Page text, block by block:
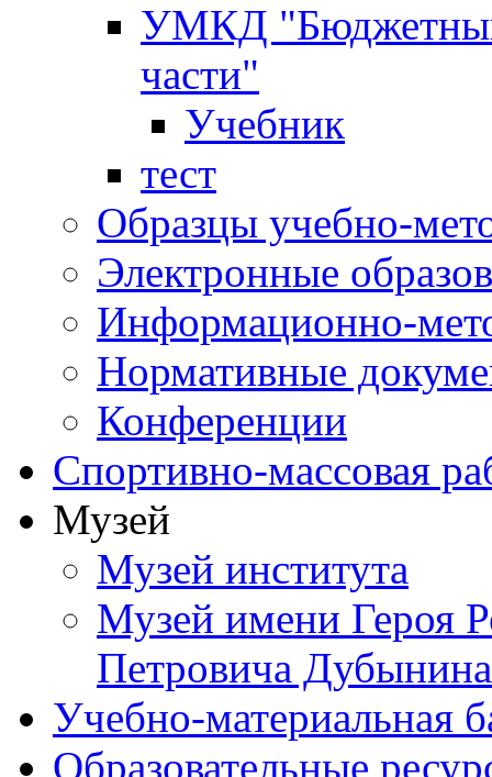
УМКД "Бюджетный
части"
Учебник
тест
Образцы учебно-
Электронные
Информационно-
Нормативные
Конференции
Спортивно-массовая
Музей
Музей института
Музей имени Героя
Петровича Дубынина
Учебно-материальная
Образовательные